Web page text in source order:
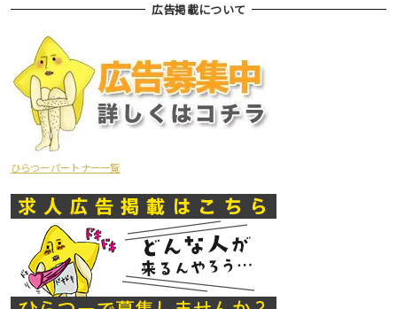
広告掲載について
ひらつーパートナー一覧